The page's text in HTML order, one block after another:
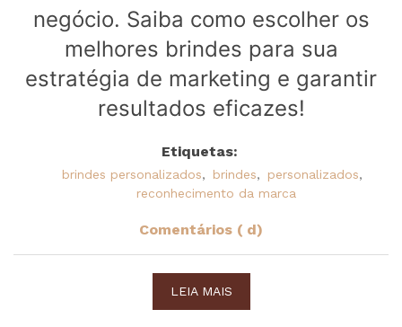
negócio. Saiba como escolher os
melhores brindes para sua
estratégia de marketing e garantir
resultados eficazes!
Etiquetas:
brindes personalizados, brindes, personalizados,
reconhecimento da marca
Comentários ( d)
LEIA MAIS